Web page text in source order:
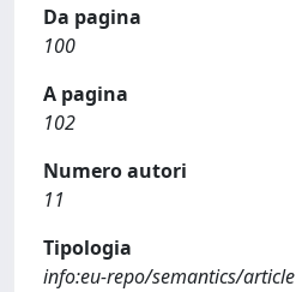
Da pagina
100
A pagina
102
Numero autori
11
Tipologia
info:eu-repo/semantics/article